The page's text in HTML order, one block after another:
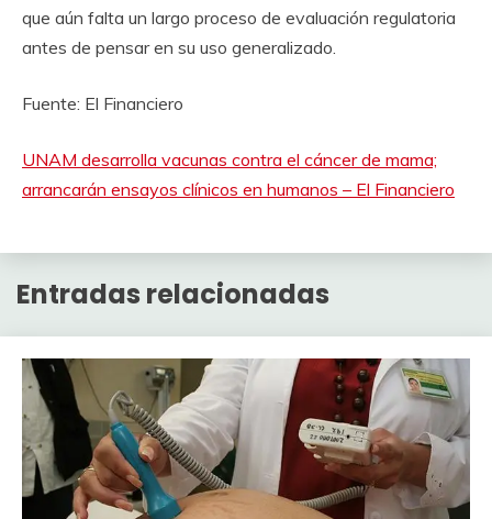
que aún falta un largo proceso de evaluación regulatoria
antes de pensar en su uso generalizado.
Fuente: El Financiero
UNAM desarrolla vacunas contra el cáncer de mama;
arrancarán ensayos clínicos en humanos – El Financiero
Entradas relacionadas